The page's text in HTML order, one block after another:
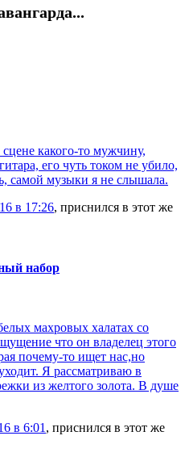
какого-то мужчину,
его чуть током не убило,
самой музыки я не слышала.
в 17:26, приснился в этот же
набор
махровых халатах со
что он владелец этого
почему-то ищет нас,но
Я рассматриваю в
из желтого золота. В душе
в 6:01 , приснился в этот же